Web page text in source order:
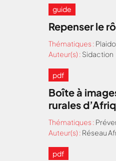
guide
Repenser le
Thématiques :
Auteur(s) : Sidaction
pdf
Boîte à
rurales
Thématiques :
Auteur(s) : Réseau
pdf